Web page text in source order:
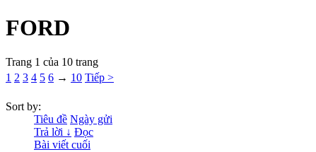
FORD
Trang 1 của 10 trang
1 2 3 4 5 6 → 10 Tiếp >
Sort by:
Tiêu đề Ngày gửi
Trả lời ↓ Đọc
Bài viết cuối